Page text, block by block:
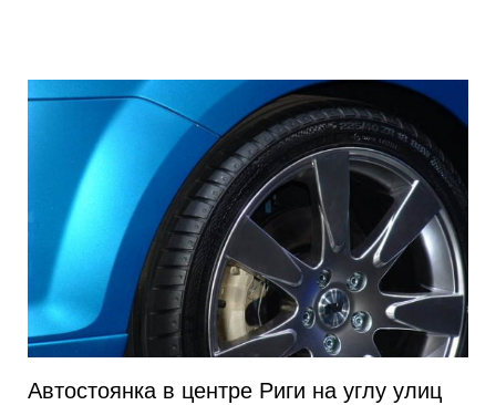
Автостоянка в центре Риги на углу улиц